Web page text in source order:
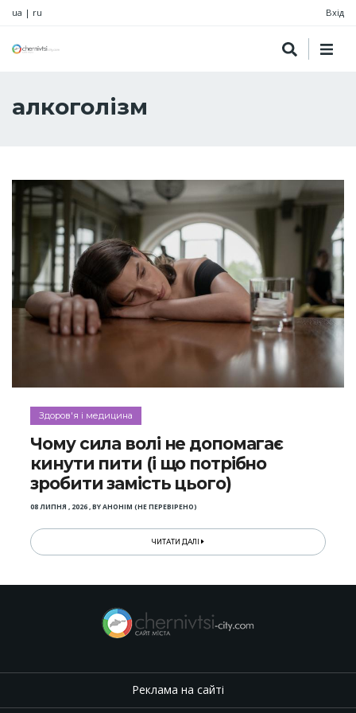
ua | ru Вхід
алкоголізм
Здоров'я і медицина
Чому сила волі не допомагає
кинути пити (і що потрібно
зробити замість цього)
08 ЛИПНЯ , 2026,BYАНОНІМ (НЕ ПЕРЕВІРЕНО)
ЧИТАТИ ДАЛІ
Реклама на сайті